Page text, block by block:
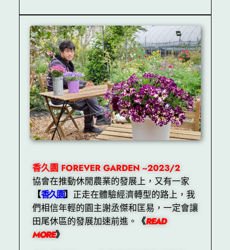
香久園 FOREVER GARDEN ~2023/2
協會在推動休閒農業的發展上，又有一家
【香久園】正走在體驗經濟轉型的路上，我
們相信年輕的園主謝丞傑和匡易，一定會讓
田尾休區的發展加速前進。
《READ
MORE》